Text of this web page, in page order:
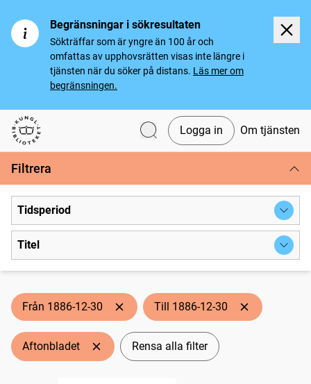
Begränsningar i sökresultaten
Sökträffar som är yngre än 100 år och
omfattas av upphovsrätten visas inte längre i
tjänsten när du söker på distans. Läs mer om
begränsningen.
Svenska tidningar
Logga in Om tjänsten
Filtrera
Tidsperiod
Titel
Från 1886-12-30 Till 1886-12-30
Aftonbladet Rensa alla filter